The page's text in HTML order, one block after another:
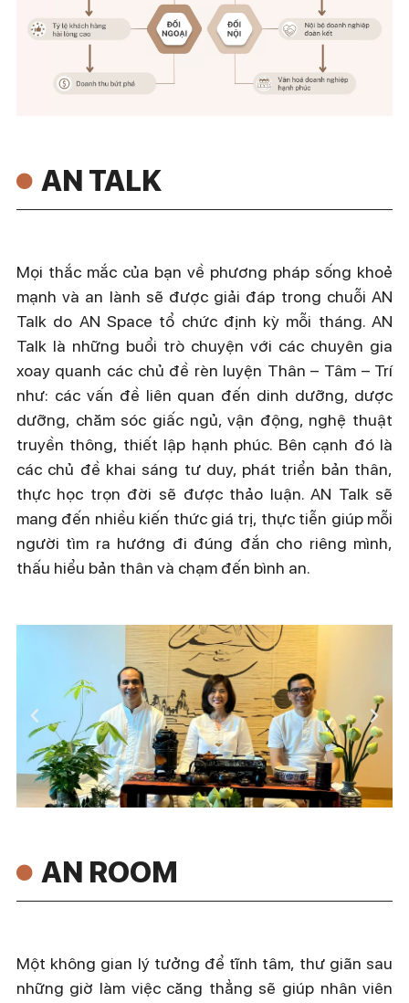
AN TALK
Mọi thắc mắc của bạn về phương pháp sống khoẻ
mạnh và an lành sẽ được giải đáp trong chuỗi AN
Talk do AN Space tổ chức định kỳ mỗi tháng. AN
Talk là những buổi trò chuyện với các chuyên gia
xoay quanh các chủ đề rèn luyện Thân – Tâm – Trí
như: các vấn đề liên quan đến dinh dưỡng, dược
dưỡng, chăm sóc giấc ngủ, vận động, nghệ thuật
truyền thông, thiết lập hạnh phúc. Bên cạnh đó là
các chủ đề khai sáng tư duy, phát triển bản thân,
thực học trọn đời sẽ được thảo luận. AN Talk sẽ
mang đến nhiều kiến thức giá trị, thực tiễn giúp mỗi
người tìm ra hướng đi đúng đắn cho riêng mình,
thấu hiểu bản thân và chạm đến bình an.
AN ROOM
Một không gian lý tưởng để tĩnh tâm, thư giãn sau
những giờ làm việc căng thẳng sẽ giúp nhân viên